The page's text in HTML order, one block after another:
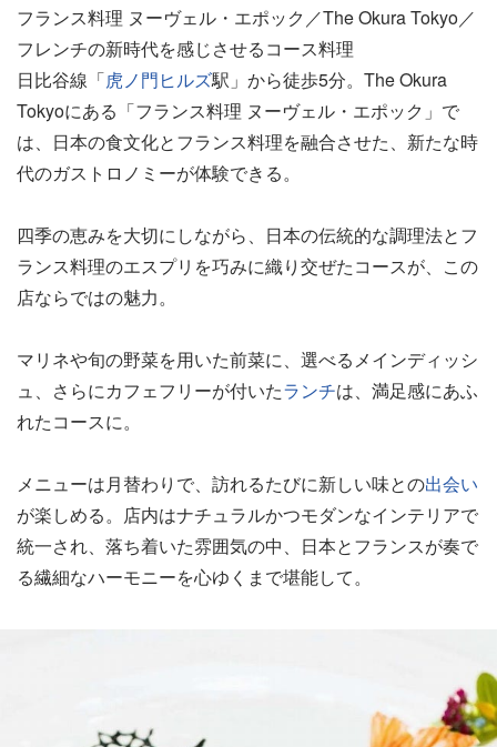
フランス料理 ヌーヴェル・エポック／The Okura Tokyo／
フレンチの新時代を感じさせるコース料理
日比谷線「虎ノ門ヒルズ駅」から徒歩5分。The Okura
Tokyoにある「フランス料理 ヌーヴェル・エポック」で
は、日本の食文化とフランス料理を融合させた、新たな時
代のガストロノミーが体験できる。
四季の恵みを大切にしながら、日本の伝統的な調理法とフ
ランス料理のエスプリを巧みに織り交ぜたコースが、この
店ならではの魅力。
マリネや旬の野菜を用いた前菜に、選べるメインディッシ
ュ、さらにカフェフリーが付いたランチは、満足感にあふ
れたコースに。
メニューは月替わりで、訪れるたびに新しい味との出会い
が楽しめる。店内はナチュラルかつモダンなインテリアで
統一され、落ち着いた雰囲気の中、日本とフランスが奏で
る繊細なハーモニーを心ゆくまで堪能して。